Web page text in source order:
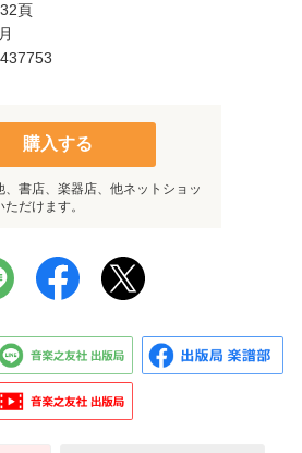
頁
購入する
、書店、楽器店、他ネットショッ
だけます。